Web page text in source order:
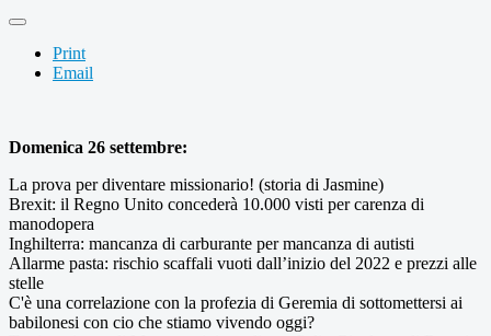
Print
Email
Domenica 26 settembre:
La prova per diventare missionario! (storia di Jasmine)
Brexit: il Regno Unito concederà 10.000 visti per carenza di
manodopera
Inghilterra: mancanza di carburante per mancanza di autisti
Allarme pasta: rischio scaffali vuoti dall’inizio del 2022 e prezzi alle
stelle
C'è una correlazione con la profezia di Geremia di sottomettersi ai
babilonesi con cio che stiamo vivendo oggi?